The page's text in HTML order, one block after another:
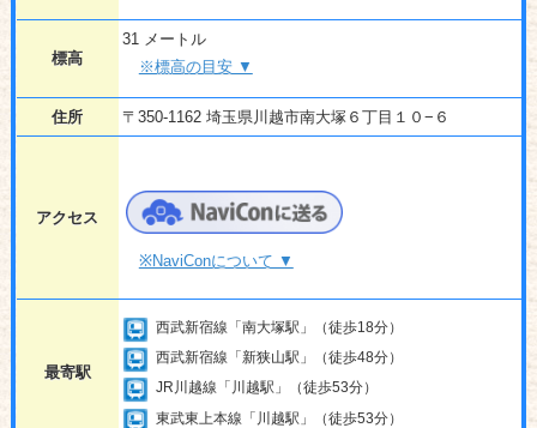
標高
31 メートル
※標高の目安 ▼
住所 〒350-1162 埼玉県川越市南大塚６丁目１０−６
アクセス
※NaviConについて ▼
最寄駅
西武新宿線「南大塚駅」（徒歩18分）
西武新宿線「新狭山駅」（徒歩48分）
JR川越線「川越駅」（徒歩53分）
東武東上本線「川越駅」（徒歩53分）